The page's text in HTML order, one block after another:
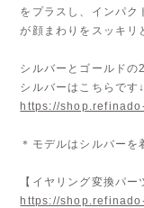
をプラスし、インパク
が顔まわりをスッキリ
シルバーとゴールドの
シルバーはこちらです↓
https://
＊モデルはシルバーを
【イヤリング変換パー
https://